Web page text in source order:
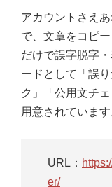
アカウントさえ
で、文章をコピ
だけで誤字脱字
ードとして「誤
ク」「公用文チ
用意されています
URL：
er/